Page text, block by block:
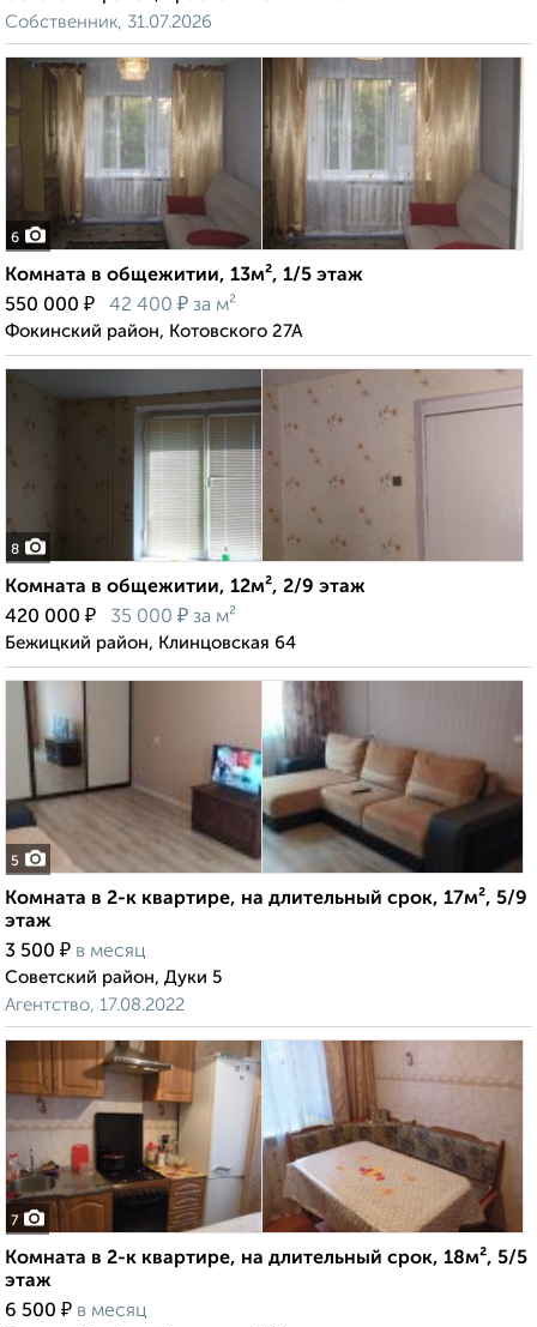
Собственник, 31.07.2026
6
Комната в общежитии, 13м², 1/5 этаж
550 000 ₽ 42 400 ₽ за м²
Фокинский район, Котовского 27А
8
Комната в общежитии, 12м², 2/9 этаж
420 000 ₽ 35 000 ₽ за м²
Бежицкий район, Клинцовская 64
5
Комната в 2-к квартире, на длительный срок, 17м², 5/9
этаж
3 500 ₽ в месяц
Советский район, Дуки 5
Агентство, 17.08.2022
7
Комната в 2-к квартире, на длительный срок, 18м², 5/5
этаж
6 500 ₽ в месяц